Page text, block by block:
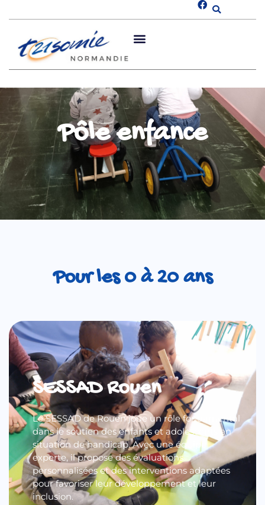
Pôle enfance
Pour les 0 à 20 ans
SESSAD Rouen
Le SESSAD de Rouen joue un rôle fondamental
dans le soutien des enfants et adolescents en
situation de handicap. Avec une équipe
experte, il propose des évaluations
personnalisées et des interventions adaptées
pour favoriser leur développement et leur
inclusion.